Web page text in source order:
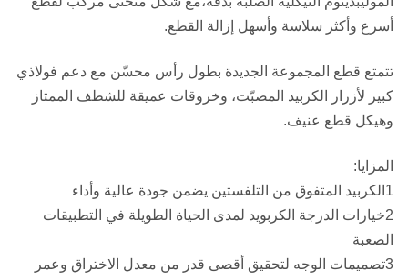
أسرع وأكثر سلاسة وأسهل إزالة القطع.
تتمتع قطع المجموعة الجديدة بطول رأس محسّن مع دعم فولاذي
كبير لأزرار الكربيد المصبّت، وخروقات عميقة للشطف الممتاز
وهيكل قطع عنيف.
المزايا:
1الكربيد المتفوق من التلفستين يضمن جودة عالية وأداء
2خيارات الدرجة الكربويد لمدى الحياة الطويلة في التطبيقات
الصعبة
3تصميمات الوجه لتحقيق أقصى قدر من معدل الاختراق وعمر